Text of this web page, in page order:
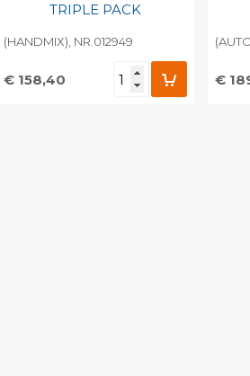
TRIPLE PACK
(HANDMIX), NR.012949
€ 158,40 €